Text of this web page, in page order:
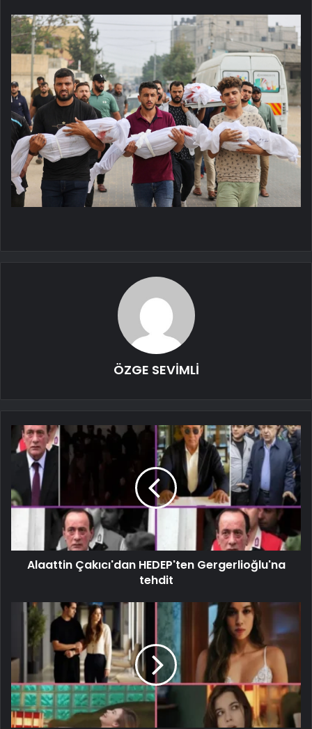
ÖZGE SEVİMLİ
Alaattin Çakıcı'dan HEDEP'ten Gergerlioğlu'na
tehdit